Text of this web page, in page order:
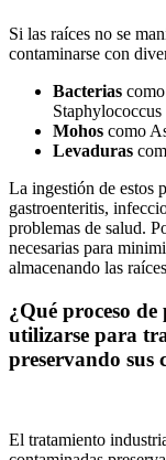
Si las raíces no se
contaminarse con
Bacterias
Staphylococcus
Mohos como
Levaduras
La ingestión de estos
gastroenteritis,
problemas de salud.
necesarias para
almacenando las
¿Qué proceso
utilizarse para
preservando sus
El tratamiento